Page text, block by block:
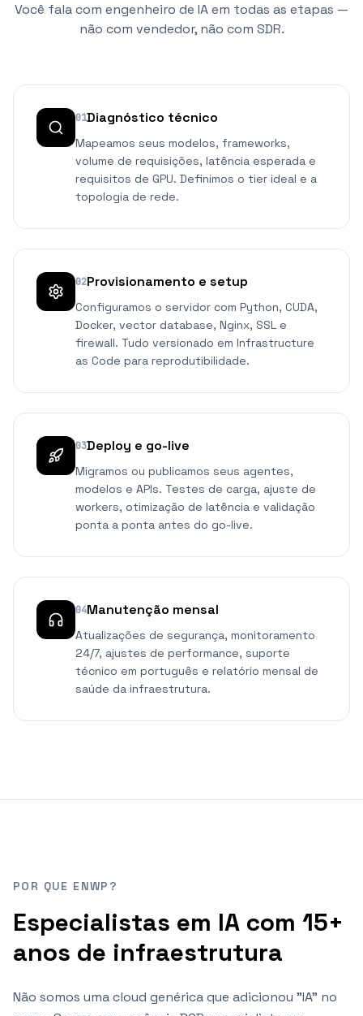
Você fala com engenheiro de IA em todas as etapas —
não com vendedor, não com SDR.
01Diagnóstico técnico
Mapeamos seus modelos, frameworks,
volume de requisições, latência esperada e
requisitos de GPU. Definimos o tier ideal e a
topologia de rede.
02Provisionamento e setup
Configuramos o servidor com Python, CUDA,
Docker, vector database, Nginx, SSL e
firewall. Tudo versionado em Infrastructure
as Code para reprodutibilidade.
03Deploy e go-live
Migramos ou publicamos seus agentes,
modelos e APIs. Testes de carga, ajuste de
workers, otimização de latência e validação
ponta a ponta antes do go-live.
04Manutenção mensal
Atualizações de segurança, monitoramento
24/7, ajustes de performance, suporte
técnico em português e relatório mensal de
saúde da infraestrutura.
POR QUE ENWP?
Especialistas em IA com 15+
anos de infraestrutura
Não somos uma cloud genérica que adicionou "IA" no